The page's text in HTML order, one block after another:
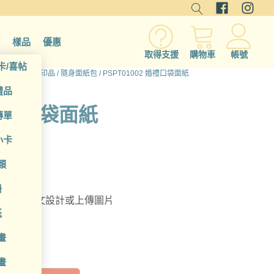
/喜帖
品
單
卡
樣品 優惠
取得支援 購物車 帳號
/個人家庭印品 / 隨身面紙包 / PSPT01002 婚禮口袋面紙
口袋面紙
調整圖文設計或上傳圖片